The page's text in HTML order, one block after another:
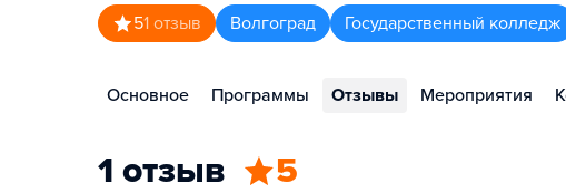
51 отзыв Волгоград Государственный колледж
Основное Программы Отзывы Мероприятия
1 отзыв 5